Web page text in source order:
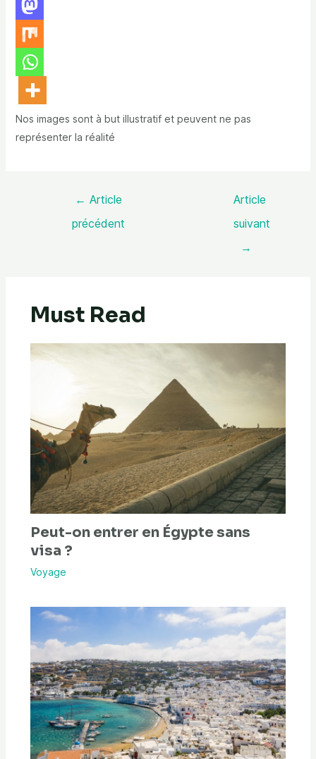
Nos images sont à but illustratif et peuvent ne pas
représenter la réalité
← Article
précédent
Article
suivant
→
Must Read
Peut-on entrer en Égypte sans
visa ?
Voyage